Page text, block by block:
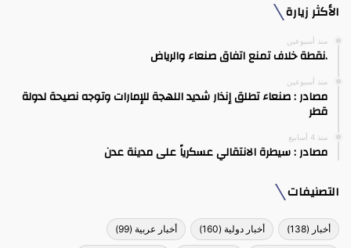
الأكثر زيارة
منذ أسبوعين
.نقطة خلاف تمنع اتفاق صنعاء والرياض
منذ أسبوعين
مصادر : صنعاء تطلق إنذار شديد اللهجة للإمارات وتوجه نصيحة لدولة
قطر
منذ 4 أسابيع
مصادر : سيطرة الانتقالي عسكرياً على مدينة عدن
التصنيفات
أخبار (138) أخبار دولية (160) أخبار عربية (99)